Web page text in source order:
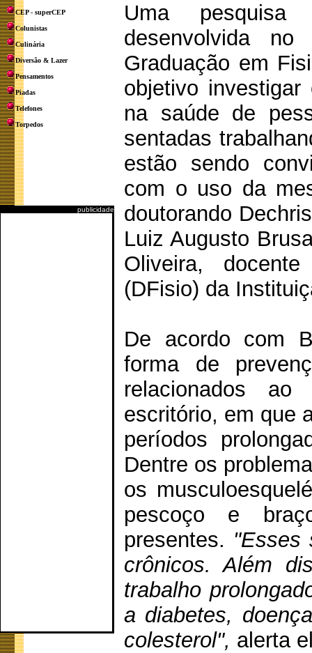
CEP - superCEP
Colunistas
Culinária
Diversão & Lazer
Pensamentos
Piadas
Telefones
Torpedos
publicidade
Uma pesquisa
desenvolvida
Graduação em
objetivo
na saúde de
sentadas
estão sendo
com o uso da
doutorando
Luiz Augusto
Oliveira,
(DFisio) da
De acordo com
forma de
relacionados
escritório, em que
períodos
Dentre os
os
pescoço e
presentes. "Esses
crônicos. Além
trabalho
a diabetes,
colesterol", alerta